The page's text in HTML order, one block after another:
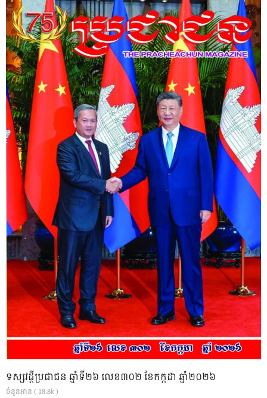
ទស្សវដ្តីប្រជាជន ឆ្នាំទី២៦ លេខ៣០២ ខែកក្កដា ឆ្នាំ២០២៦
ចំនួនអាន ( 18.8k )